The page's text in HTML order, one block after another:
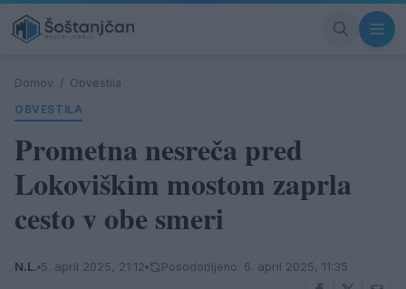
Domov / Obvestila
OBVESTILA
Prometna nesreča pred
Lokoviškim mostom zaprla
cesto v obe smeri
N.L. 5. april 2025, 21:12 Posodobljeno: 6. april 2025, 11:35